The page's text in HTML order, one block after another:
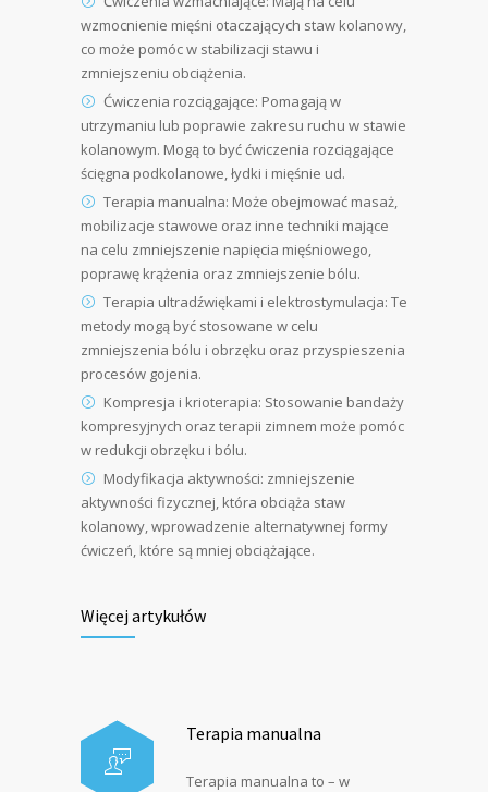
wzmocnienie mięśni otaczających staw kolanowy,
co może pomóc w stabilizacji stawu i
zmniejszeniu obciążenia.
Ćwiczenia rozciągające: Pomagają w
utrzymaniu lub poprawie zakresu ruchu w stawie
kolanowym. Mogą to być ćwiczenia rozciągające
ścięgna podkolanowe, łydki i mięśnie ud.
Terapia manualna: Może obejmować masaż,
mobilizacje stawowe oraz inne techniki mające
na celu zmniejszenie napięcia mięśniowego,
poprawę krążenia oraz zmniejszenie bólu.
Terapia ultradźwiękami i elektrostymulacja: Te
metody mogą być stosowane w celu
zmniejszenia bólu i obrzęku oraz przyspieszenia
procesów gojenia.
Kompresja i krioterapia: Stosowanie bandaży
kompresyjnych oraz terapii zimnem może pomóc
w redukcji obrzęku i bólu.
Modyfikacja aktywności: zmniejszenie
aktywności fizycznej, która obciąża staw
kolanowy, wprowadzenie alternatywnej formy
ćwiczeń, które są mniej obciążające.
Więcej artykułów
Terapia manualna
Terapia manualna to – w